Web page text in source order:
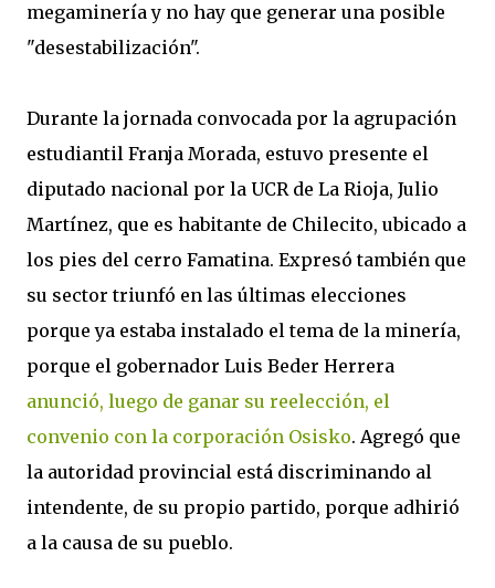
megaminería y no hay que generar una posible
"desestabilización".
Durante la jornada convocada por la agrupación
estudiantil Franja Morada, estuvo presente el
diputado nacional por la UCR de La Rioja, Julio
Martínez, que es habitante de Chilecito, ubicado a
los pies del cerro Famatina. Expresó también que
su sector triunfó en las últimas elecciones
porque ya estaba instalado el tema de la minería,
porque el gobernador Luis Beder Herrera
anunció, luego de ganar su reelección, el
convenio con la corporación Osisko. Agregó que
la autoridad provincial está discriminando al
intendente, de su propio partido, porque adhirió
a la causa de su pueblo.